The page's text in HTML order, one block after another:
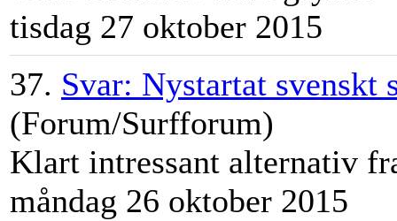
tisdag 27 oktober 2015
37. Svar: Nystartat svenskt
(Forum/Surfforum)
Klart intressant alternativ
måndag 26 oktober 2015